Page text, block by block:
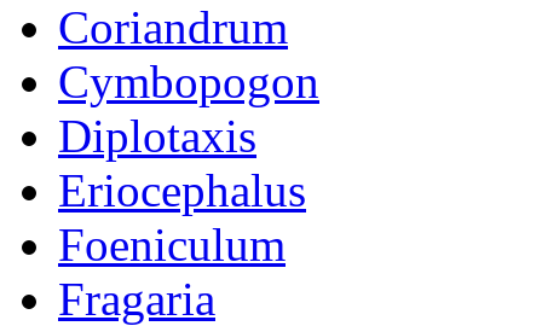
Coriandrum
Cymbopogon
Diplotaxis
Eriocephalus
Foeniculum
Fragaria